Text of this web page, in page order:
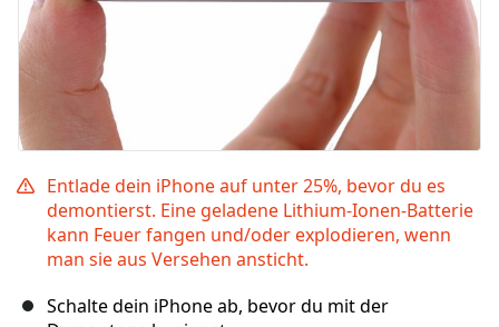
Entlade dein iPhone auf unter 25%, bevor du es
demontierst. Eine geladene Lithium-Ionen-Batterie
kann Feuer fangen und/oder explodieren, wenn
man sie aus Versehen ansticht.
Schalte dein iPhone ab, bevor du mit der